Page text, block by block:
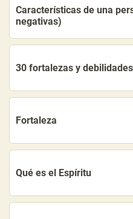
Características de una
negativas)
30 fortalezas y
Fortaleza
Qué es el Espíritu